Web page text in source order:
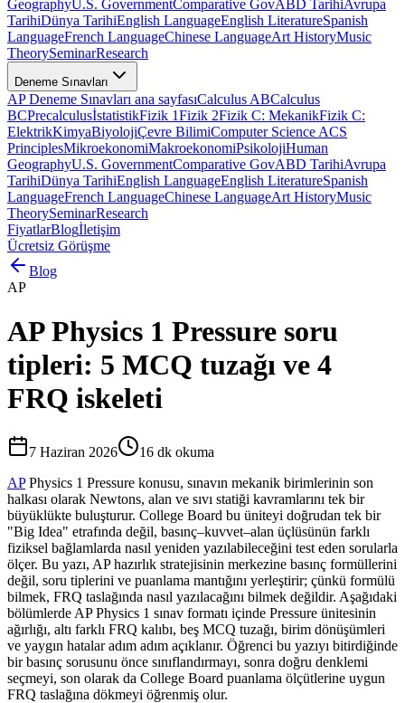
GeographyU.S. GovernmentComparative GovABD TarihiAvrupa
TarihiDünya TarihiEnglish LanguageEnglish LiteratureSpanish
LanguageFrench LanguageChinese LanguageArt HistoryMusic
TheorySeminarResearch
Deneme Sınavları
AP Deneme Sınavları ana sayfasıCalculus ABCalculus
BCPrecalculusİstatistikFizik 1Fizik 2Fizik C: MekanikFizik C:
ElektrikKimyaBiyolojiÇevre BilimiComputer Science ACS
PrinciplesMikroekonomiMakroekonomiPsikolojiHuman
GeographyU.S. GovernmentComparative GovABD TarihiAvrupa
TarihiDünya TarihiEnglish LanguageEnglish LiteratureSpanish
LanguageFrench LanguageChinese LanguageArt HistoryMusic
TheorySeminarResearch
FiyatlarBlogİletişim
Ücretsiz Görüşme
Blog
AP
AP Physics 1 Pressure soru
tipleri: 5 MCQ tuzağı ve 4
FRQ iskeleti
7 Haziran 2026 16 dk okuma
APPhysics 1 Pressure konusu, sınavın mekanik birimlerinin son
halkası olarak Newtons, alan ve sıvı statiği kavramlarını tek bir
büyüklükte buluşturur. College Board bu üniteyi doğrudan tek bir
"Big Idea" etrafında değil, basınç–kuvvet–alan üçlüsünün farklı
fiziksel bağlamlarda nasıl yeniden yazılabileceğini test eden sorularla
ölçer. Bu yazı, AP hazırlık stratejisinin merkezine basınç formüllerini
değil, soru tiplerini ve puanlama mantığını yerleştirir; çünkü formülü
bilmek, FRQ taslağında nasıl yazılacağını bilmek değildir. Aşağıdaki
bölümlerde AP Physics 1 sınav formatı içinde Pressure ünitesinin
ağırlığı, altı farklı FRQ kalıbı, beş MCQ tuzağı, birim dönüşümleri
ve yaygın hatalar adım adım açıklanır. Öğrenci bu yazıyı bitirdiğinde
bir basınç sorusunu önce sınıflandırmayı, sonra doğru denklemi
seçmeyi, son olarak da College Board puanlama ölçütlerine uygun
FRQ taslağına dökmeyi öğrenmiş olur.